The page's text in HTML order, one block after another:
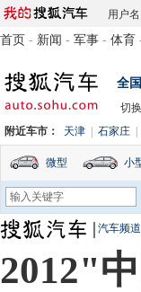
用户名
首页 - 新闻 - 军事 - 体育
全国
切换
附近车市： 天津 石家庄
微型 小
汽车频道
2012"